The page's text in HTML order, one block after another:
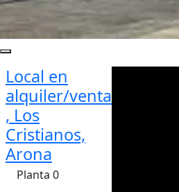
Local en
alquiler/venta
, Los
Cristianos,
Arona
Planta 0